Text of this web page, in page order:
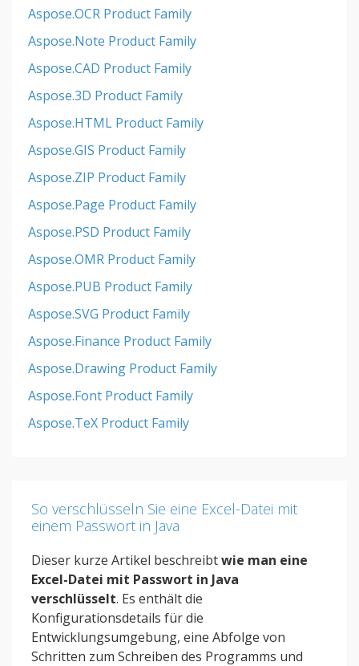
Aspose.OCR Product Family
Aspose.Note Product Family
Aspose.CAD Product Family
Aspose.3D Product Family
Aspose.HTML Product Family
Aspose.GIS Product Family
Aspose.ZIP Product Family
Aspose.Page Product Family
Aspose.PSD Product Family
Aspose.OMR Product Family
Aspose.PUB Product Family
Aspose.SVG Product Family
Aspose.Finance Product Family
Aspose.Drawing Product Family
Aspose.Font Product Family
Aspose.TeX Product Family
So verschlüsseln Sie eine Excel-Datei mit
einem Passwort in Java
Dieser kurze Artikel beschreibtwie man eine
Excel-Datei mit Passwort in Java
verschlüsselt. Es enthält die
Konfigurationsdetails für die
Entwicklungsumgebung, eine Abfolge von
Schritten zum Schreiben des Programms und